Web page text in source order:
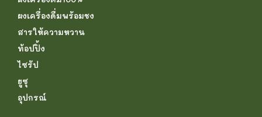
ผงเครื่องดื่มพร้อมชง
สารให้ความหวาน
ท้อปปิ้ง
ไซรัป
ยูซุ
อุปกรณ์